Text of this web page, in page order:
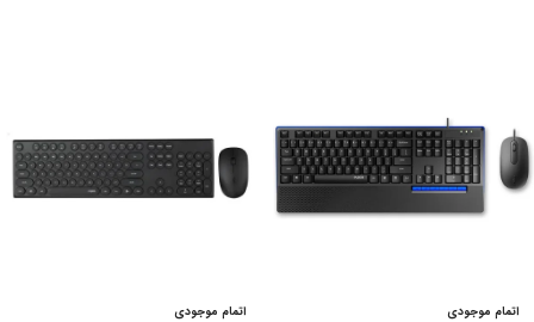
اتمام موجودی اتمام موجودی